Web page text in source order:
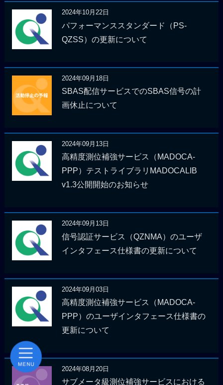
2024年10月22日
パフォーマンススタンダード（PS-
QZSS）の更新について
2024年09月18日
SBAS配信サービスでのSBAS信号の計
画休止について
2024年09月13日
高精度測位補強サービス（MADOCA-
PPP）テストライブラリMADOCALIB
v1.3公開開始のお知らせ
2024年09月13日
信号認証サービス（QZNMA）のユーザ
インタフェース仕様書の更新について
2024年09月03日
高精度測位補強サービス（MADOCA-
PPP）のユーザインタフェース仕様書の
更新について
2024年08月20日
サブメータ級測位補強サービスにおける